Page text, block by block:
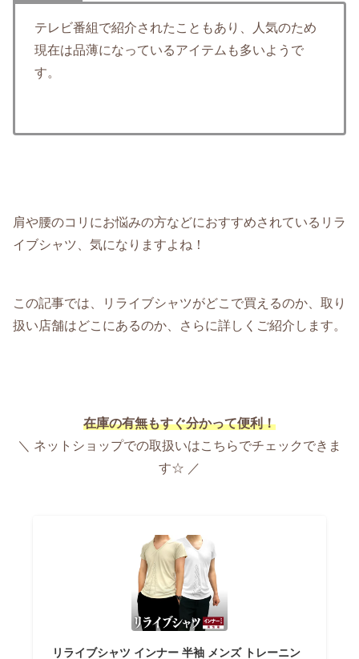
テレビ番組で紹介されたこともあり、人気のため
現在は品薄になっているアイテムも多いようで
す。
肩や腰のコリにお悩みの方などにおすすめされているリラ
イブシャツ、気になりますよね！
この記事では、リライブシャツがどこで買えるのか、取り
扱い店舗はどこにあるのか、さらに詳しくご紹介します。
在庫の有無もすぐ分かって便利！
＼ ネットショップでの取扱いはこちらでチェックできま
す☆ ／
リライブシャツ インナー 半袖 メンズ トレーニン